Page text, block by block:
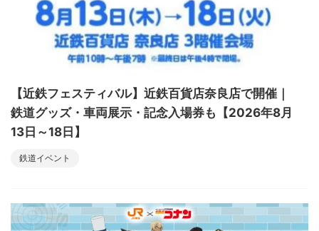
【近鉄フェスティバル】近鉄百貨店奈良店で開催｜
鉄道グッズ・車両展示・記念入場券も【2026年8月
13日～18日】
鉄道イベント